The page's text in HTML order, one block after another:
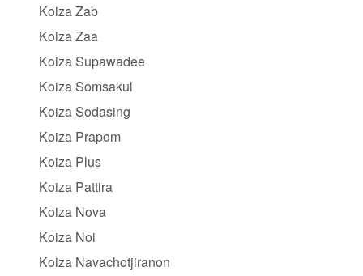
Koiza Zab
Koiza Zaa
Koiza Supawadee
Koiza Somsakul
Koiza Sodasing
Koiza Prapom
Koiza Plus
Koiza Pattira
Koiza Nova
Koiza Noi
Koiza Navachotjiranon